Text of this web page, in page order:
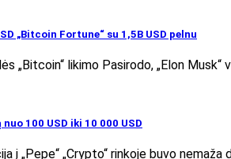
„Bitcoin Fortune“ su 1,5B USD pelnu
„Bitcoin“ likimo Pasirodo, „Elon
100 USD iki 10 000 USD
į „Pepe“ „Crypto“ rinkoje buvo